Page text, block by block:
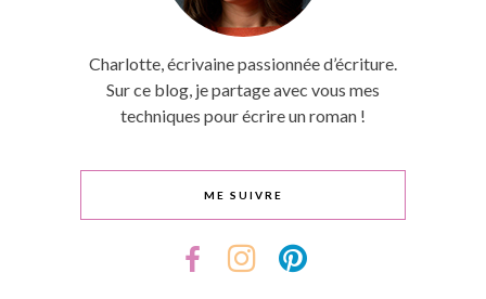
Charlotte, écrivaine passionnée d’écriture.
Sur ce blog, je partage avec vous mes
techniques pour écrire un roman !
ME SUIVRE